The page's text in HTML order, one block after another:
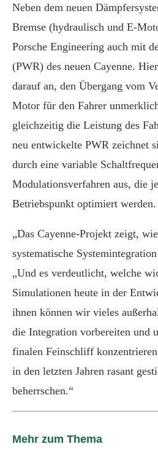
Neben dem neuen
Bremse (hydraulisch und E-
Porsche Engineering auch mit
(PWR) des neuen Cayenne.
darauf an, den Übergang vom
Motor für den Fahrer
gleichzeitig die Leistung des
neu entwickelte PWR zeichnet
durch eine variable
Modulationsverfahren aus, die
Betriebspunkt optimiert werden.
„Das Cayenne-Projekt zeigt,
systematische
„Und es verdeutlicht, welche
Simulationen heute in der
ihnen können wir vieles
die Integration vorbereiten und
finalen Feinschliff
in den letzten Jahren rasant
beherrschen.“
Mehr zum Thema